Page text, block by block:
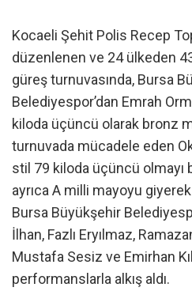
Kocaeli Şehit Polis Recep
düzenlenen ve 24 ülkeden
güreş turnuvasında, Bursa
Belediyespor’dan Emrah
kiloda üçüncü olarak bronz
turnuvada mücadele eden
stil 79 kiloda üçüncü olmayı
ayrıca A milli mayoyu
Bursa Büyükşehir
İlhan, Fazlı Eryılmaz,
Mustafa Sesiz ve Emirhan
performanslarla alkış aldı.